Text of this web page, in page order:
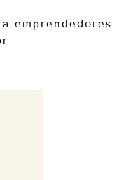
emprendedores